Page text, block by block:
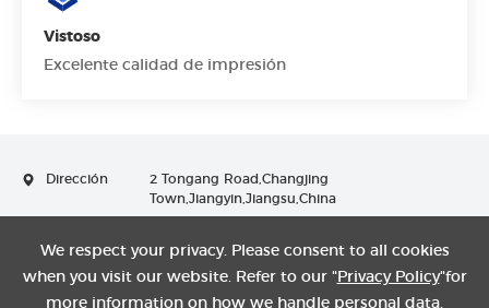
We respect your privacy. Please consent to all cookies
when you visit our website. Refer to our "Privacy Policy"for
more information on how we handle personal data.
Vistoso
Excelente calidad de impresión
Dirección
2 Tongang Road,Changjing
Town,Jiangyin,Jiangsu,China